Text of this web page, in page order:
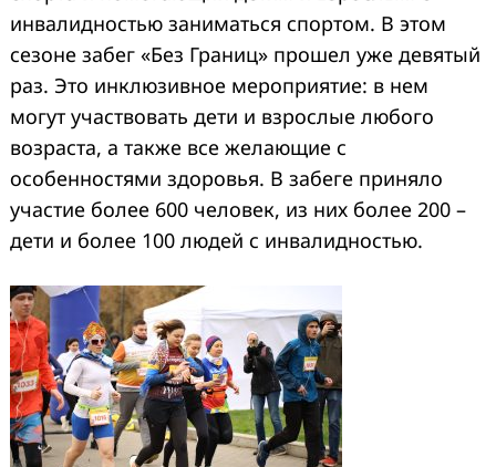
инвалидностью заниматься спортом. В этом
сезоне забег «Без Границ» прошел уже девятый
раз. Это инклюзивное мероприятие: в нем
могут участвовать дети и взрослые любого
возраста, а также все желающие с
особенностями здоровья. В забеге приняло
участие более 600 человек, из них более 200 –
дети и более 100 людей с инвалидностью.